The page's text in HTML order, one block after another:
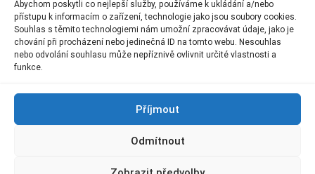
Abychom poskytli co nejlepší služby, používáme k ukládání a/nebo
přístupu k informacím o zařízení, technologie jako jsou soubory cookies.
Souhlas s těmito technologiemi nám umožní zpracovávat údaje, jako je
chování při procházení nebo jedinečná ID na tomto webu. Nesouhlas
nebo odvolání souhlasu může nepříznivě ovlivnit určité vlastnosti a
funkce.
Příjmout
Odmítnout
Informatika
Matematika
Přírodověda
Ruský jazyk
Adresa:
Základní škola Kolín II.
Kmochova 943
Kontakt:
E-mail: info@2zskolin.cz
–